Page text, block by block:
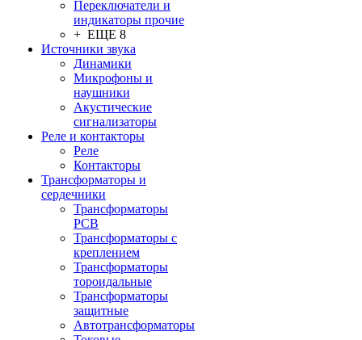
Переключатели и
индикаторы прочие
+ ЕЩЕ 8
Источники звука
Динамики
Микрофоны и
наушники
Акустические
сигнализаторы
Реле и контакторы
Реле
Контакторы
Трансформаторы и
сердечники
Трансформаторы
PCB
Трансформаторы с
креплением
Трансформаторы
тороидальные
Трансформаторы
защитные
Автотрансформаторы